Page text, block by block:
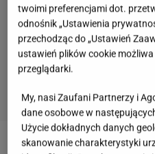
twoimi preferencjami dot.
odnośnik „Ustawienia
przechodząc do „Ustawień
ustawień plików cookie
przeglądarki.
My, nasi Zaufani Partnerzy i
dane osobowe w
Użycie dokładnych danych
skanowanie charakterystyki